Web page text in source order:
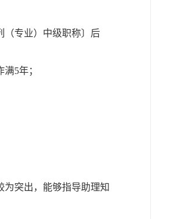
（专业）中级职称〕后
5年；
突出，能够指导助理知